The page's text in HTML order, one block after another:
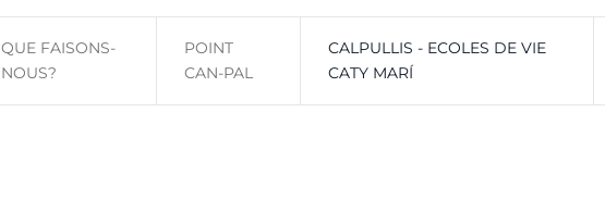
QUE FAISONS-
NOUS?
POINT
CAN-PAL
CALPULLIS - ECOLES DE VIE
CATY MARÍ